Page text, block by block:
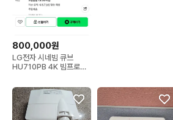
800,000원
LG전자 시네빔 큐브
HU710PB 4K 빔프로젝